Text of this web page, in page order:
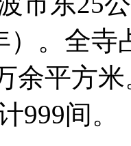
）。全
余平方
999间。